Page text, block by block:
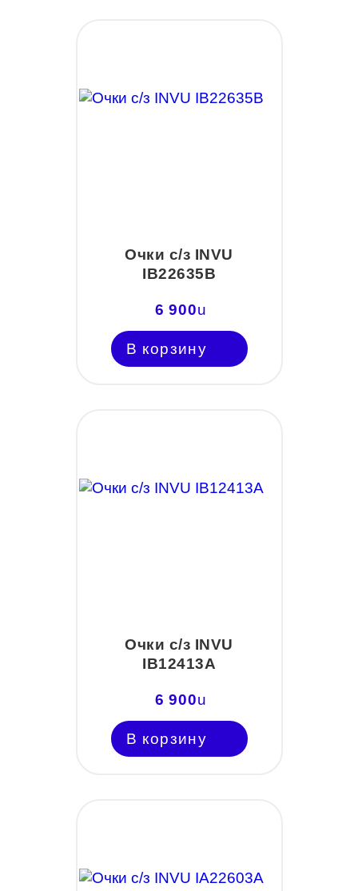
Очки с/з INVU
IB22635B
6 900u
В корзину
Очки с/з INVU
IB12413A
6 900u
В корзину